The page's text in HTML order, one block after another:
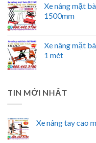
Xe nâng mặt
1500mm
Xe nâng mặt
1 mét
TIN MỚI NHẤT
Xe nâng tay cao